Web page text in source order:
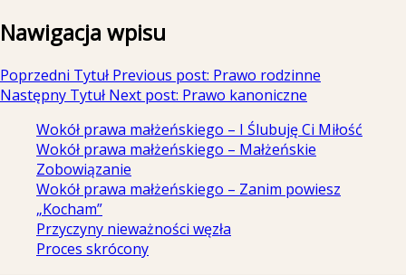
Nawigacja wpisu
Poprzedni Tytuł Previous post: Prawo rodzinne
Następny Tytuł Next post: Prawo kanoniczne
Wokół prawa małżeńskiego – I Ślubuję Ci Miłość
Wokół prawa małżeńskiego – Małżeńskie
Zobowiązanie
Wokół prawa małżeńskiego – Zanim powiesz
„Kocham”
Przyczyny nieważności węzła
Proces skrócony